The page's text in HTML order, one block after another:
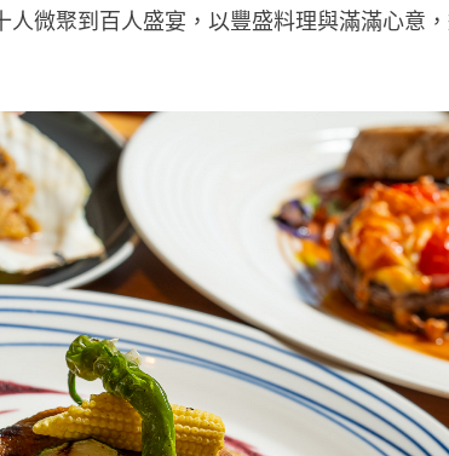
人微聚到百人盛宴，以豐盛料理與滿滿心意